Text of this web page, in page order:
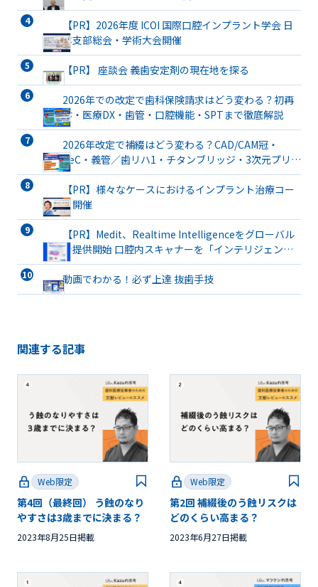
【PR】2026年度 ICOI 国際口腔インプラント学会 日
本支部総会・学術大会開催
【PR】 座談会 義歯安定剤の現在地を探る
2026年での改定で歯科保険請求はどう変わる？初再
診・医療DX・歯管・口腔機能・SPTまで徹底解説
2026年改定で補綴はどう変わる？CAD/CAM冠・
TeC・義管／歯リハ1・チタンブリッジ・3次元プリン
ト有床義歯まで詳解
【PR】様々なケースにおけるインプラント治療コー
ス開催
【PR】Medit、Realtime Intelligenceをグローバル
で提供開始 口腔内スキャナーを「インテリジェント
な臨床パートナー」へと進化
動画でわかる！必ず上達 抜歯手技
関連する記事
Web限定
第4回（最終回） う蝕のなり
やすさは3歳までに決まる？
2023年8月25日掲載
Web限定
第2回 補綴後のう蝕リスクは
どのくらい高まる？
2023年6月27日掲載